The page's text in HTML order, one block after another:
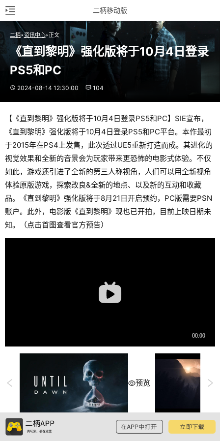
二柄移动版
二柄 资讯中心 正文
《直到黎明》强化版将于10月4日登录
PS5和PC
2024-08-14 12:30:00 104
【《直到黎明》强化版将于10月4日登录PS5和PC】SIE宣布，
《直到黎明》强化版将于10月4日登录PS5和PC平台。本作最初
于2015年在PS4上发售，此次透过UE5重新打造而成。其进化的
视觉效果和全新的音景会为玩家带来更恐怖的电影式体验。不仅
如此，游戏还引进了全新的第三人称视角，人们可以用全新视角
体验原版游戏，探索改良&全新的地点、以及新的互动和收藏
品。《直到黎明》强化版将于8月21日开启预约，PC版需要PSN
账户。此外，电影版《直到黎明》现也已开拍，目前上映日期未
知。（点击首图查看官方预告）
预览